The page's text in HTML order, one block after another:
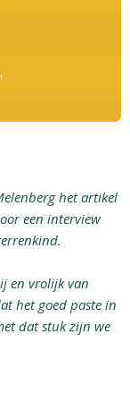
het artikel
een interview
en vrolijk van
het goed paste in
dat stuk zijn we